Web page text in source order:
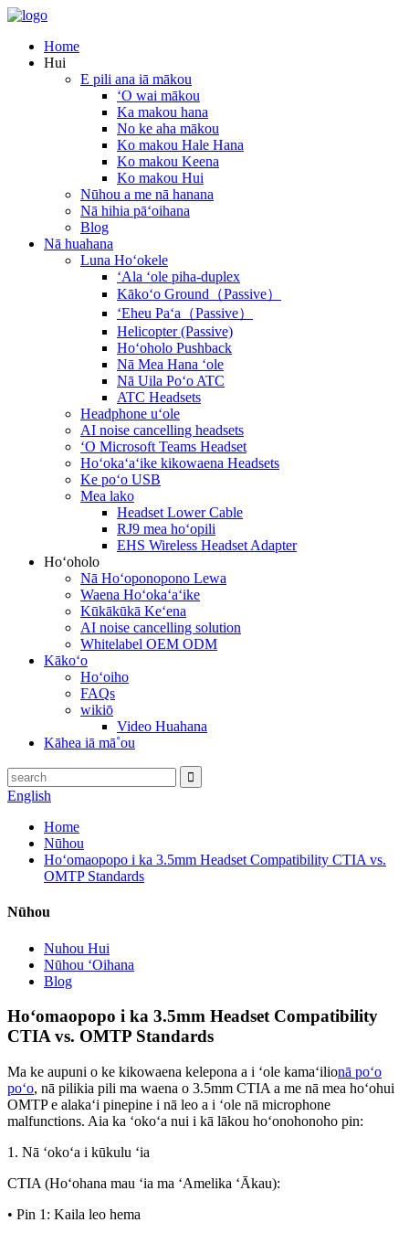
Home
Hui
E pili ana iā mākou
ʻO wai mākou
Ka makou hana
No ke aha mākou
Ko makou Hale Hana
Ko makou Keena
Ko makou Hui
Nūhou a me nā hanana
Nā hihia pāʻoihana
Blog
Nā huahana
Luna Hoʻokele
ʻAla ʻole piha-duplex
Kākoʻo Ground（Passive）
ʻEheu Paʻa（Passive）
Helicopter (Passive)
Hoʻoholo Pushback
Nā Mea Hana ʻole
Nā Uila Poʻo ATC
ATC Headsets
Headphone uʻole
AI noise cancelling headsets
ʻO Microsoft Teams Headset
Hoʻokaʻaʻike kikowaena Headsets
Ke poʻo USB
Mea lako
Headset Lower Cable
RJ9 mea hoʻopili
EHS Wireless Headset Adapter
Hoʻoholo
Nā Hoʻoponopono Lewa
Waena Hoʻokaʻaʻike
Kūkākūkā Keʻena
AI noise cancelling solution
Whitelabel OEM ODM
Kākoʻo
Hoʻoiho
FAQs
wikiō
Video Huahana
Kāhea iā mā˚ou
English
Home
Nūhou
Hoʻomaopopo i ka 3.5mm Headset Compatibility CTIA vs.
OMTP Standards
Nūhou
Nuhou Hui
Nūhou ʻOihana
Blog
Hoʻomaopopo i ka 3.5mm Headset Compatibility
CTIA vs. OMTP Standards
Ma ke aupuni o ke kikowaena kelepona a i ʻole kamaʻilionā poʻo
poʻo, nā pilikia pili ma waena o 3.5mm CTIA a me nā mea hoʻohui
OMTP e alakaʻi pinepine i nā leo a i ʻole nā microphone
malfunctions. Aia ka ʻokoʻa nui i kā lākou hoʻonohonoho pin:
1. Nā ʻokoʻa i kūkulu ʻia
CTIA (Hoʻohana mau ʻia ma ʻAmelika ʻĀkau):
• Pin 1: Kaila leo hema